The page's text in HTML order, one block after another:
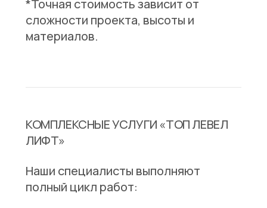
*Точная стоимость зависит от
сложности проекта, высоты и
материалов.
КОМПЛЕКСНЫЕ УСЛУГИ «ТОП ЛЕВЕЛ
ЛИФТ»
Наши специалисты выполняют
полный цикл работ: